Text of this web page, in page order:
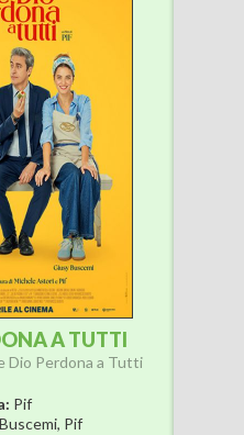
A TUTTI
Dio Perdona a Tutti
Pif
Pif